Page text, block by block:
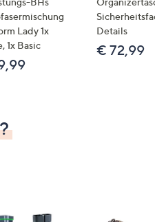
Lady 1x
1x Basic
Details
€ 72,99